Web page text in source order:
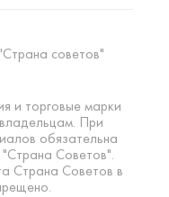
советов"
и торговые марки
При
обязательна
Советов".
Страна Советов в